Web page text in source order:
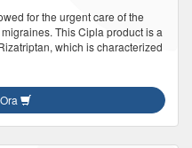
for the urgent care of the
This Cipla product is a
which is characterized